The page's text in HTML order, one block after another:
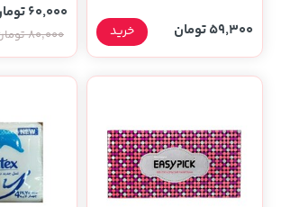
59,300 تومان خرید
60,000 تومان
80,000 تومان